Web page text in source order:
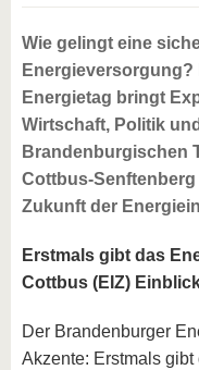
Wie gelingt eine
Energieversorgung?
Energietag bringt
Wirtschaft, Politik
Brandenburgischen
Cottbus-Senftenberg
Zukunft der
Erstmals gibt das
Cottbus (EIZ)
Der Brandenburger
Akzente: Erstmals